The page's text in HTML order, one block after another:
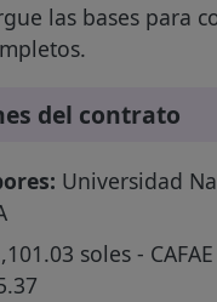
las bases para
del contrato
Universidad
soles -